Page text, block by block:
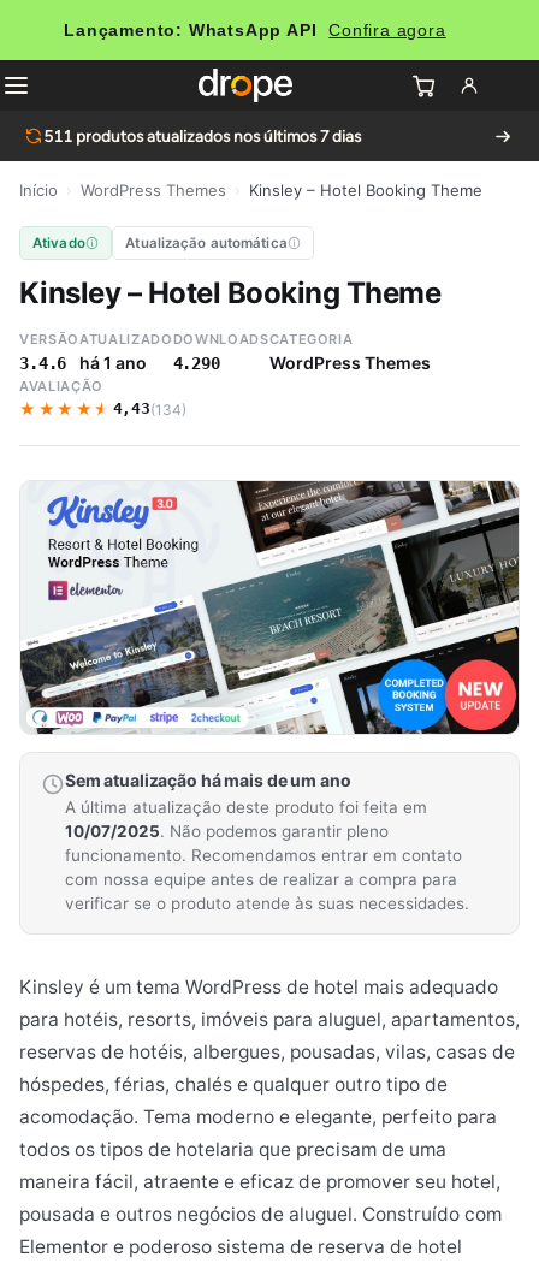
Lançamento: WhatsApp API Confira agora
511 produtos atualizados nos últimos 7 dias
Início WordPress Themes Kinsley – Hotel Booking Theme
Ativado Atualização automática
Kinsley – Hotel Booking Theme
VERSÃO
3.4.6
ATUALIZADO
há 1 ano
DOWNLOADS
4.290
CATEGORIA
WordPress Themes
AVALIAÇÃO
★★★★★
★★★★★ 4,43(134)
Sem atualização há mais de um ano
A última atualização deste produto foi feita em
10/07/2025. Não podemos garantir pleno
funcionamento. Recomendamos entrar em contato
com nossa equipe antes de realizar a compra para
verificar se o produto atende às suas necessidades.
Kinsley é um tema WordPress de hotel mais adequado
para hotéis, resorts, imóveis para aluguel, apartamentos,
reservas de hotéis, albergues, pousadas, vilas, casas de
hóspedes, férias, chalés e qualquer outro tipo de
acomodação. Tema moderno e elegante, perfeito para
todos os tipos de hotelaria que precisam de uma
maneira fácil, atraente e eficaz de promover seu hotel,
pousada e outros negócios de aluguel. Construído com
Elementor e poderoso sistema de reserva de hotel